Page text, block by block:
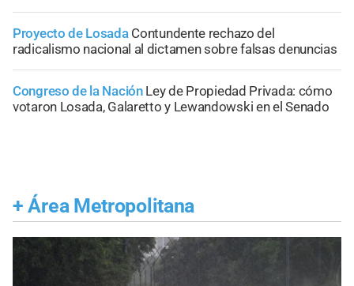
Proyecto de Losada Contundente rechazo del
radicalismo nacional al dictamen sobre falsas denuncias
Congreso de la Nación Ley de Propiedad Privada: cómo
votaron Losada, Galaretto y Lewandowski en el Senado
+ Área Metropolitana